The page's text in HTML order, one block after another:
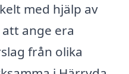
med hjälp av
ange era
från olika